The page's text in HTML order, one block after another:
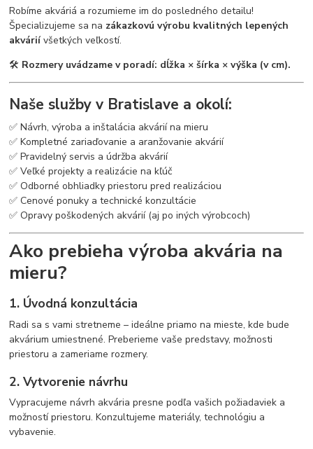
Robíme akváriá a rozumieme im do posledného detailu!
Špecializujeme sa na zákazkovú výrobu kvalitných lepených
akváriívšetkých veľkostí.
🛠 Rozmery uvádzame v poradí: dĺžka × šírka × výška (v cm).
Naše služby v Bratislave a okolí:
✅ Návrh, výroba a inštalácia akvárií na mieru
✅ Kompletné zariaďovanie a aranžovanie akvárií
✅ Pravidelný servis a údržba akvárií
✅ Veľké projekty a realizácie na kľúč
✅ Odborné obhliadky priestoru pred realizáciou
✅ Cenové ponuky a technické konzultácie
✅ Opravy poškodených akvárií (aj po iných výrobcoch)
Ako prebieha výroba akvária na
mieru?
1. Úvodná konzultácia
Radi sa s vami stretneme – ideálne priamo na mieste, kde bude
akvárium umiestnené. Preberieme vaše predstavy, možnosti
priestoru a zameriame rozmery.
2. Vytvorenie návrhu
Vypracujeme návrh akvária presne podľa vašich požiadaviek a
možností priestoru. Konzultujeme materiály, technológiu a
vybavenie.